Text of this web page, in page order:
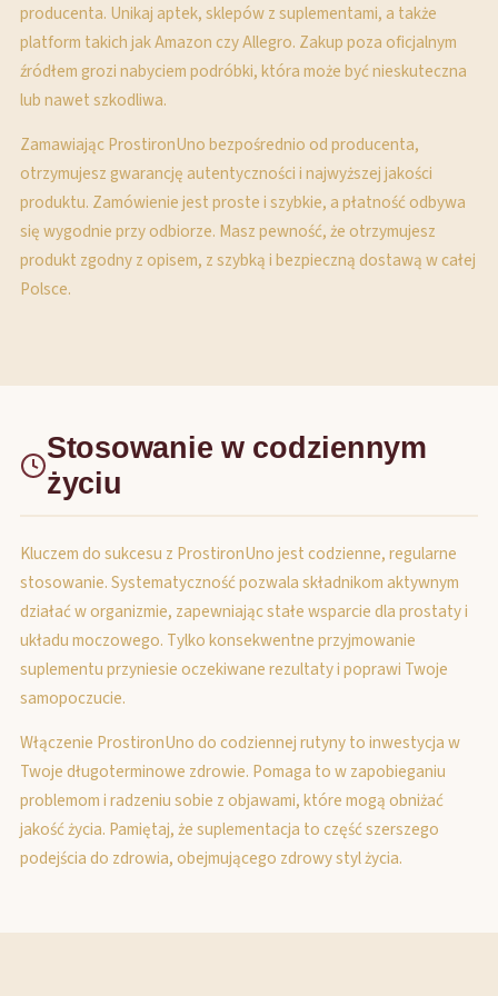
producenta. Unikaj aptek, sklepów z suplementami, a także
platform takich jak Amazon czy Allegro. Zakup poza oficjalnym
źródłem grozi nabyciem podróbki, która może być nieskuteczna
lub nawet szkodliwa.
Zamawiając ProstironUno bezpośrednio od producenta,
otrzymujesz gwarancję autentyczności i najwyższej jakości
produktu. Zamówienie jest proste i szybkie, a płatność odbywa
się wygodnie przy odbiorze. Masz pewność, że otrzymujesz
produkt zgodny z opisem, z szybką i bezpieczną dostawą w całej
Polsce.
Stosowanie w codziennym
życiu
Kluczem do sukcesu z ProstironUno jest codzienne, regularne
stosowanie. Systematyczność pozwala składnikom aktywnym
działać w organizmie, zapewniając stałe wsparcie dla prostaty i
układu moczowego. Tylko konsekwentne przyjmowanie
suplementu przyniesie oczekiwane rezultaty i poprawi Twoje
samopoczucie.
Włączenie ProstironUno do codziennej rutyny to inwestycja w
Twoje długoterminowe zdrowie. Pomaga to w zapobieganiu
problemom i radzeniu sobie z objawami, które mogą obniżać
jakość życia. Pamiętaj, że suplementacja to część szerszego
podejścia do zdrowia, obejmującego zdrowy styl życia.